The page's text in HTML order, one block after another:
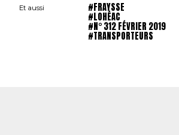
Et aussi #FRAYSSE
#LOHÉAC
#N° 312 FÉVRIER 2019
#TRANSPORTEURS